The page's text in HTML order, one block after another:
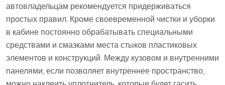
автовладельцам рекомендуется придерживаться
простых правил. Кроме своевременной чистки и уборки
в кабине постоянно обрабатывать специальными
средствами и смазками места стыков пластиковых
элементов и конструкций. Между кузовом и внутренними
панелями, если позволяет внутреннее пространство,